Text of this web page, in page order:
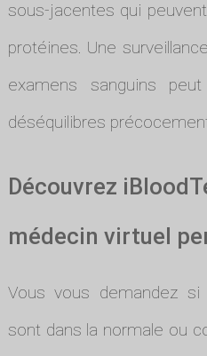
sous-jacentes qui
protéines. Une
examens sanguins
déséquilibres
Découvrez
médecin virtuel
Vous vous demandez
sont dans la normale ou